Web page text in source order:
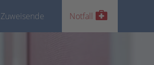
Zuweisende Notfall